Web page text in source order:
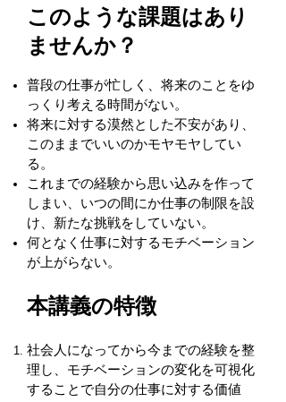
このような課題はあり
ませんか？
普段の仕事が忙しく、将来のことをゆ
っくり考える時間がない。
将来に対する漠然とした不安があり、
このままでいいのかモヤモヤしてい
る。
これまでの経験から思い込みを作って
しまい、いつの間にか仕事の制限を設
け、新たな挑戦をしていない。
何となく仕事に対するモチベーション
が上がらない。
本講義の特徴
社会人になってから今までの経験を整
理し、モチベーションの変化を可視化
することで自分の仕事に対する価値